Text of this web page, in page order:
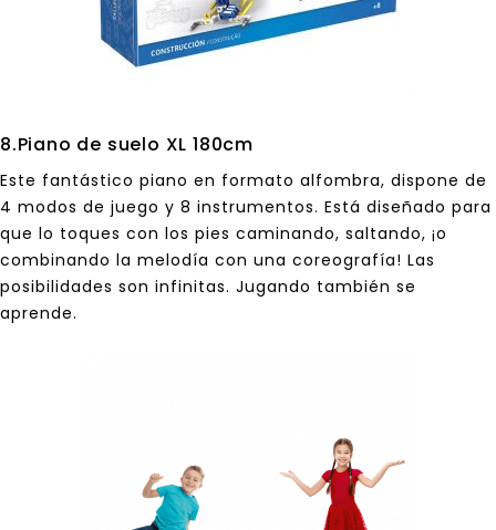
8.Piano de suelo XL 180cm
Este fantástico piano en formato alfombra, dispone de
4 modos de juego y 8 instrumentos. Está diseñado para
que lo toques con los pies caminando, saltando, ¡o
combinando la melodía con una coreografía! Las
posibilidades son infinitas. Jugando también se
aprende.